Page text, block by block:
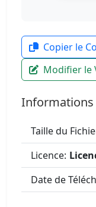
Copier le
Modifier le
Informations
Taille du
Licence:
Date de